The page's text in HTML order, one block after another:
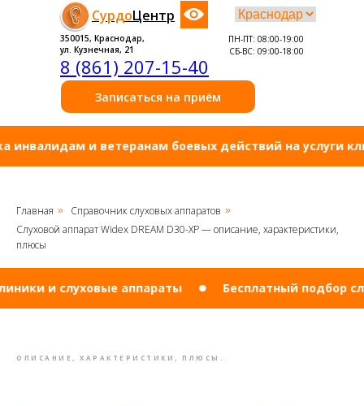
8 (861) 207-15-40
СурдоЦентр
350015, Краснодар,
ул. Кузнечная, 21
ПН-ПТ: 08:00-19:00
СБ-ВС: 09:00-18:00
Записаться на приём
и ветеранам боевых действий на услуги
Главная » Справочник слуховых аппаратов »
Слуховой аппарат Widex DREAM D30-XP — описание, характеристики,
плюсы
и слуховые аппараты Бесплатный подбор
ОПИСАНИЕ, ХАРАКТЕРИСТИКИ, ПЛЮСЫ.